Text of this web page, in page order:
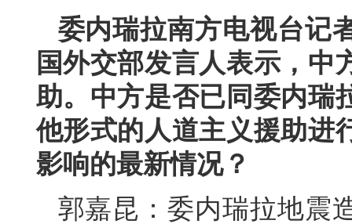
委内瑞拉南方电视台记
国外交部发言人表示，中
助。中方是否已同委内瑞
他形式的人道主义援助进
影响的最新情况？
郭嘉昆：委内瑞拉地震